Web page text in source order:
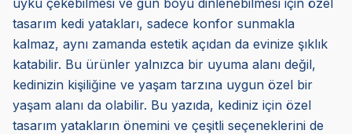
tasarım kedi yatakları, sadece konfor sunmakla
kalmaz, aynı zamanda estetik açıdan da evinize şıklık
katabilir. Bu ürünler yalnızca bir uyuma alanı değil,
kedinizin kişiliğine ve yaşam tarzına uygun özel bir
yaşam alanı da olabilir. Bu yazıda, kediniz için özel
tasarım yatakların önemini ve çeşitli seçeneklerini de